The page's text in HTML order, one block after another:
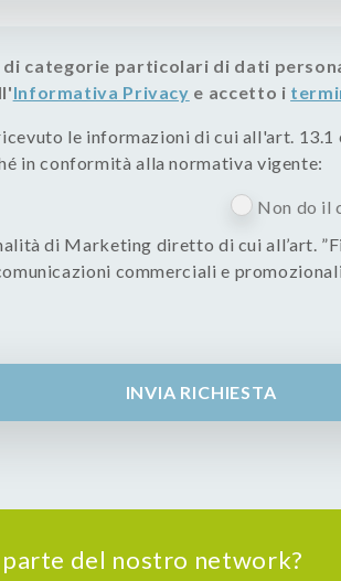
categorie particolari di dati
Informativa Privacy e accetto i
le informazioni di cui all'art. 13.1
in conformità alla normativa vigente:
Non do il
di Marketing diretto di cui all’art.
commerciali e
INVIA RICHIESTA
del nostro network?